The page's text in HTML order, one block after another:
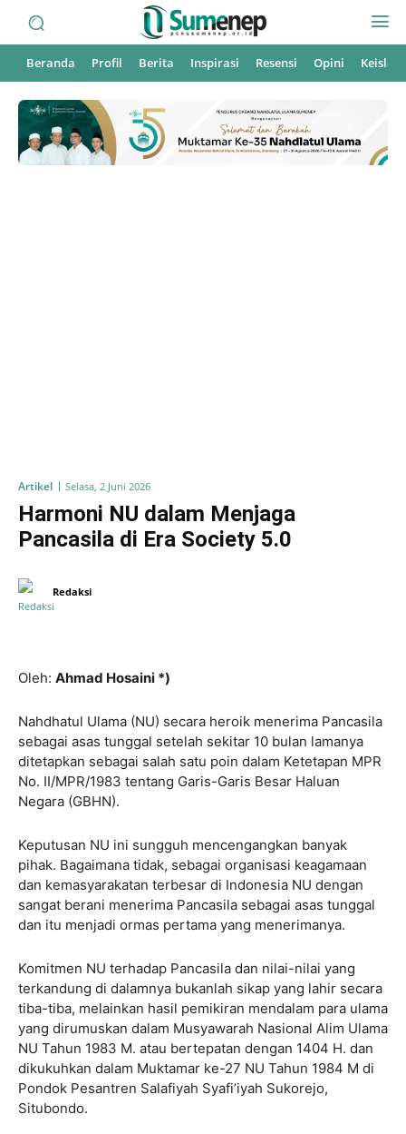
Beranda Profil Berita Inspirasi Resensi Opini
Artikel Selasa, 2 Juni 2026
Harmoni NU dalam Menjaga
Pancasila di Era Society 5.0
Redaksi
Oleh: Ahmad Hosaini *)
Nahdhatul Ulama (NU) secara heroik menerima Pancasila
sebagai asas tunggal setelah sekitar 10 bulan lamanya
ditetapkan sebagai salah satu poin dalam Ketetapan MPR
No. II/MPR/1983 tentang Garis-Garis Besar Haluan
Negara (GBHN).
Keputusan NU ini sungguh mencengangkan banyak
pihak. Bagaimana tidak, sebagai organisasi keagamaan
dan kemasyarakatan terbesar di Indonesia NU dengan
sangat berani menerima Pancasila sebagai asas tunggal
dan itu menjadi ormas pertama yang menerimanya.
Komitmen NU terhadap Pancasila dan nilai-nilai yang
terkandung di dalamnya bukanlah sikap yang lahir secara
tiba-tiba, melainkan hasil pemikiran mendalam para ulama
yang dirumuskan dalam Musyawarah Nasional Alim Ulama
NU Tahun 1983 M. atau bertepatan dengan 1404 H. dan
dikukuhkan dalam Muktamar ke-27 NU Tahun 1984 M di
Pondok Pesantren Salafiyah Syafi’iyah Sukorejo,
Situbondo.